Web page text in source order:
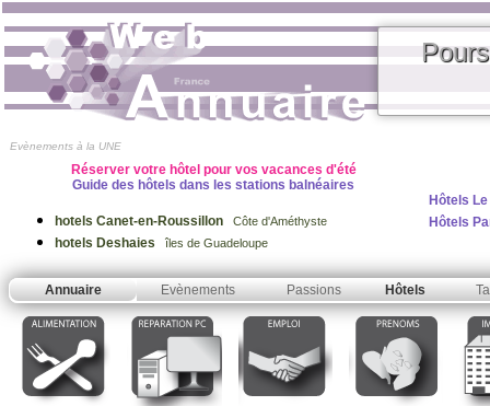
Evènements à la UNE
Réserver votre hôtel pour vos vacances d'été
Guide des hôtels dans les stations balnéaires
hotels Canet-en-Roussillon Côte d'Améthyste
hotels Deshaies îles de Guadeloupe
Hôtels
Hôtels
Annuaire Evènements Passions Hôtels